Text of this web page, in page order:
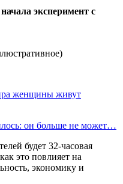
женщины живут
он больше не может…
будет 32-часовая
это повлияет на
экономику и